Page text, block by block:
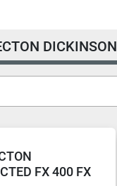
DICKINSON
FX 400 FX